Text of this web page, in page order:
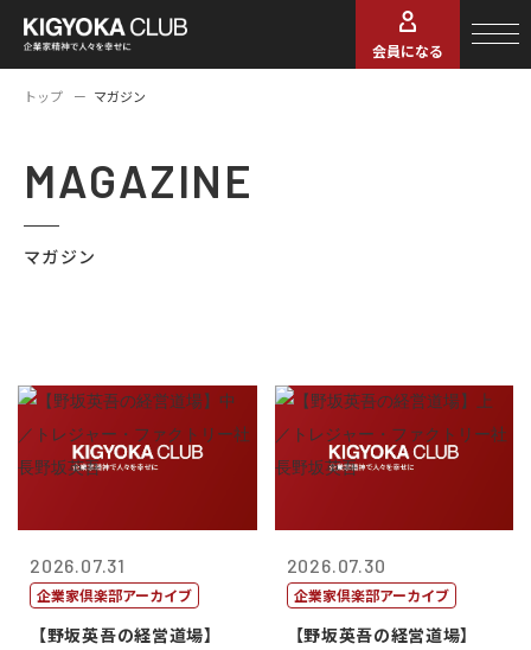
会員になる
トップ マガジン
MAGAZINE
マガジン
2026.07.31
企業家倶楽部アーカイブ
【野坂英吾の経営道場】
2026.07.30
企業家倶楽部アーカイブ
【野坂英吾の経営道場】